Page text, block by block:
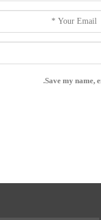
Save my name,